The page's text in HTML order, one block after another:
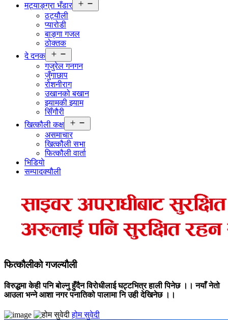
मट्याङ्ग्रा भँडार
menu
ठट्यौली
प्यारोडी
बाङ्गा गजल
ठोक्तक
दे दनक
menu
गजुरेल गनगन
जुँगाछाप
रोशनीराग
उखानको बखान
झ्यामकी झ्याम
सिँगौरी
खित्कौली कक्ष
menu
असमाचार
खित्कौली सभा
फित्कौली वार्ता
भिडियाे
सम्पादक्यौली
फित्कौलीको गजल्यौली
विरुद्धमा केही पनि बोल्नु हुँदैन विराेधीलाई घट्टभित्र हाली पिनेछ ।। नयाँ नेतो
आउला भन्ने आशा नगर पनातिको पालामा नि उही देखिनेछ ।।
होम सुवेदी